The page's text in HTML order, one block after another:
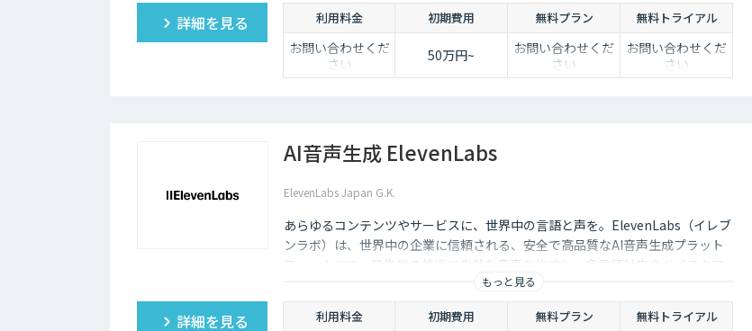
詳細を見る 利用料金 初期費用 無料プラン 無料トライアル
お問い合わせくだ
さい
50万円~
お問い合わせくだ
さい
お問い合わせくだ
さい
AI音声生成 ElevenLabs
ElevenLabs Japan G.K.
あらゆるコンテンツやサービスに、世界中の言語と声を。ElevenLabs（イレブ
ンラボ）は、世界中の企業に信頼される、安全で高品質なAI音声生成プラット
フォームです。最先端の技術で自然な音声を生成し、多言語対応やボイスクロ
ーニング機能も、悪用を防ぐ倫理的ガードレールの中で提供します。
もっと見る
詳細を見る 利用料金 初期費用 無料プラン 無料トライアル